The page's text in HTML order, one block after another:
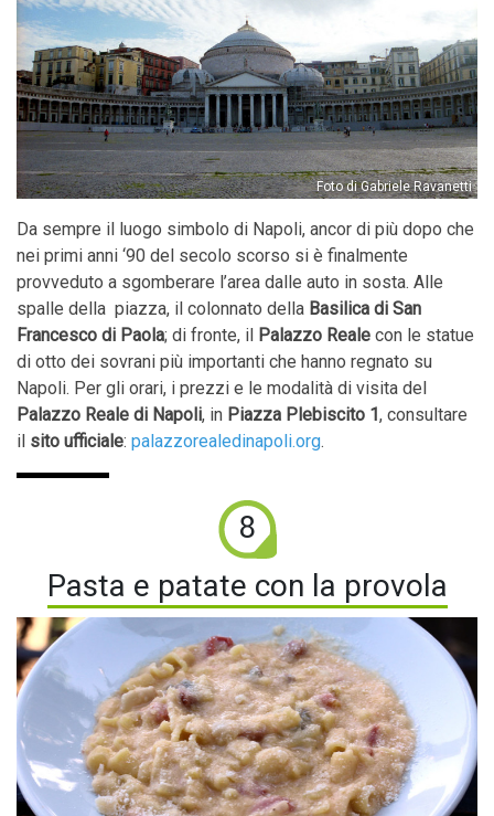
Foto di Gabriele Ravanetti
Da sempre il luogo simbolo di Napoli, ancor di più dopo che
nei primi anni ‘90 del secolo scorso si è finalmente
provveduto a sgomberare l’area dalle auto in sosta. Alle
spalle della piazza, il colonnato della Basilica di San
Francesco di Paola; di fronte, il Palazzo Reale con le statue
di otto dei sovrani più importanti che hanno regnato su
Napoli. Per gli orari, i prezzi e le modalità di visita del
Palazzo Reale di Napoli, in Piazza Plebiscito 1, consultare
il sito ufficiale: palazzorealedinapoli.org.
8
Pasta e patate con la provola